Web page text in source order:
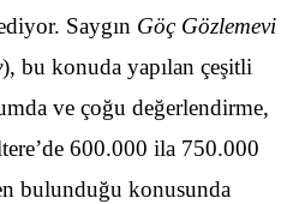
Saygın Göç Gözlemevi
), bu konuda yapılan çeşitli
ve çoğu değerlendirme,
600.000 ila 750.000
bulunduğu konusunda